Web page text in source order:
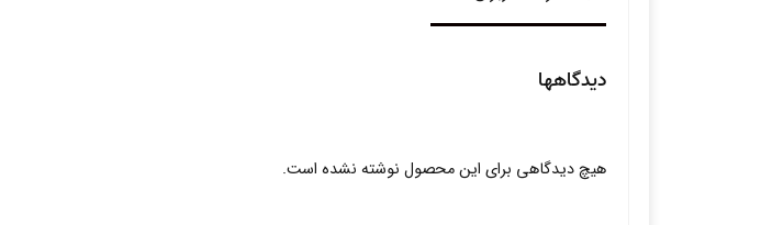
دیدگاهها
هیچ دیدگاهی برای این محصول نوشته نشده است.